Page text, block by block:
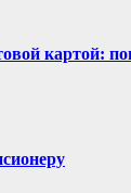
картой: